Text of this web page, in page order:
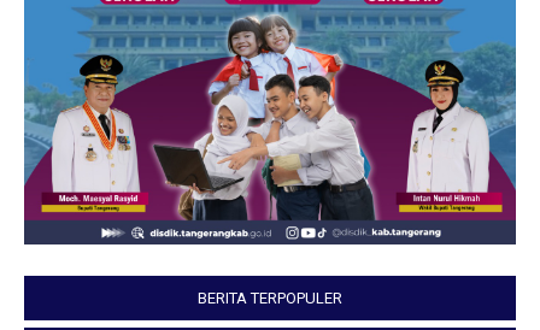
BERITA TERPOPULER